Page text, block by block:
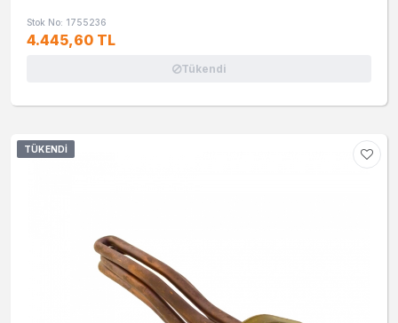
Stok No: 1755236
4.445,60 TL
Tükendi
TÜKENDI